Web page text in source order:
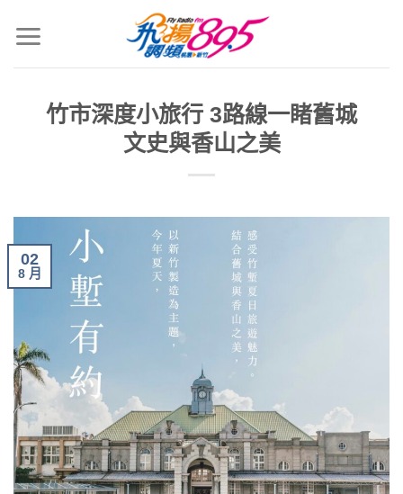
竹市深度小旅行 3路線一睹舊城
文史與香山之美
02
8 月